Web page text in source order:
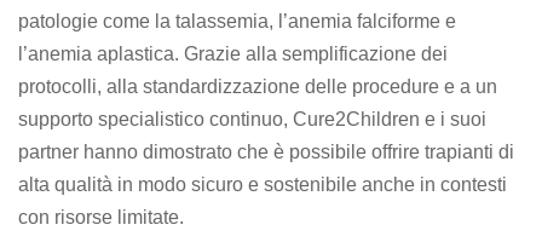
patologie come la talassemia, l’anemia falciforme e
l’anemia aplastica. Grazie alla semplificazione dei
protocolli, alla standardizzazione delle procedure e a un
supporto specialistico continuo, Cure2Children e i suoi
partner hanno dimostrato che è possibile offrire trapianti di
alta qualità in modo sicuro e sostenibile anche in contesti
con risorse limitate.